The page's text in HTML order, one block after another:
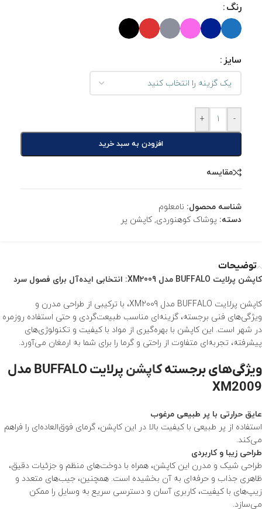
رنگ
سایز
-
+
افزودن به سبد خرید
مقایسه
شناسه محصول: نامعلوم
دسته: پوشاک کوهنوردی, کاپشن پر
توضیحات
کاپشن پرلايت BUFFALO مدل XM2009: انتخابی ایده‌آل برای فصول سرد
کاپشن پرلايت BUFFALO مدل XM2009، با ترکیبی از طراحی مدرن و
ویژگی‌های فنی برجسته، گزینه‌ای مناسب طبیعت‌گردی و حتی استفاده روزمره
در شهر است. این کاپشن با بهره‌گیری از مواد با کیفیت و تکنولوژی‌های
پیشرفته، تجربه‌ای متفاوت از راحتی و گرما را برای شما به ارمغان می‌آورد.
ویژگی‌های برجستهکاپشن
پرلايت BUFFALO مدل
XM2009
عایق حرارتی با پر طبیعی مرغوب
استفاده از پر طبیعی با کیفیت بالا در این کاپشن، گرمای فوق‌العاده‌ای را فراهم
می‌کند.
طراحی زیبا و کاربردی
طراحی شیک و مدرن این کاپشن، همراه با دوخت‌های منظم و جزئیات دقیق،
ظاهری جذاب و حرفه‌ای به آن بخشیده است. همچنین، جیب‌های متعدد و
زیپ‌های با کیفیت، کاربری آسان و دسترسی سریع به وسایل را ممکن
می‌سازد.